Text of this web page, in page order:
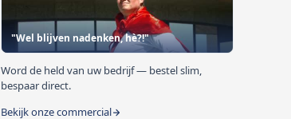
"Wel blijven nadenken, hè?!"
Word de held van uw bedrijf — bestel slim,
bespaar direct.
Bekijk onze commercial